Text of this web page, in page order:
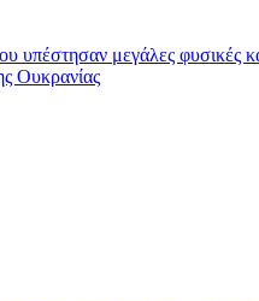
υπέστησαν μεγάλες φυσικές
Ουκρανίας